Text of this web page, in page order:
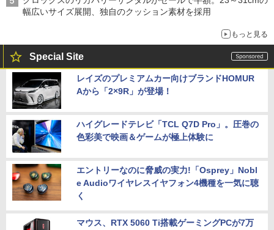
幅広いサイズ展開、独自のクッション素材を採用
もっと見る
Special Site
レイズのプレミアムカー向けブランドHOMUR
Aから「2×9R」が登場！
ハイグレードテレビ「TCL Q7D Pro」。圧巻の
色彩美で映画＆ゲームが極上体験に
エントリーなのに脅威の実力!「Osprey」Nobl
e Audioワイヤレスイヤフォン4機種を一気に聴
く
マウス、RTX 5060 Ti搭載ゲーミングPCが7万